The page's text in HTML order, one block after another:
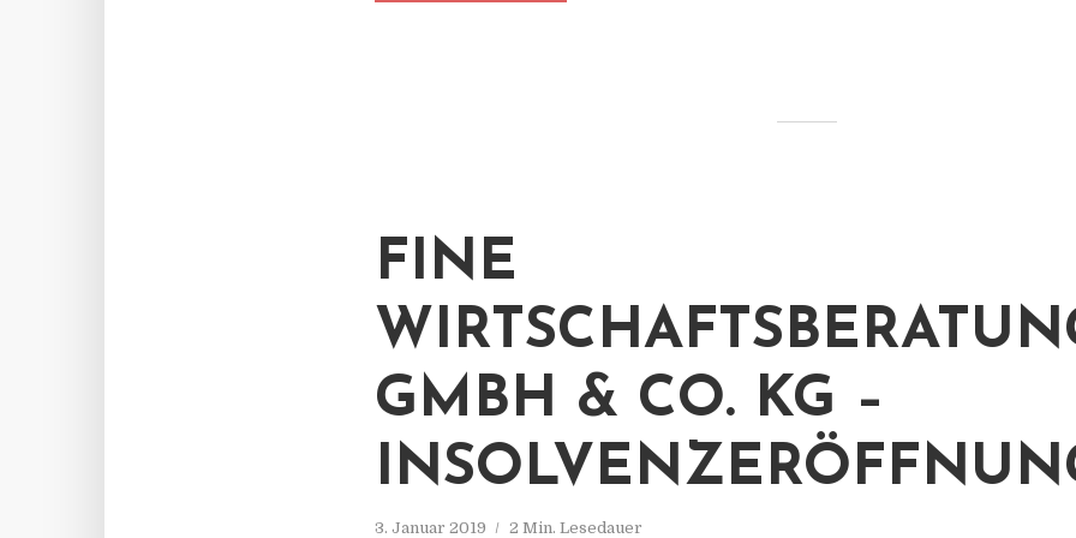
FINE
GMBH & CO. KG –
3. Januar 2019 2 Min. Lesedauer